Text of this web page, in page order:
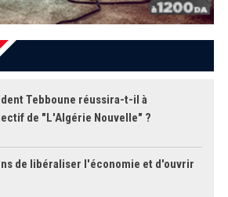
Tebboune réussira-t-il à
de "L'Algérie Nouvelle" ?
de libéraliser l'économie et d'ouvrir